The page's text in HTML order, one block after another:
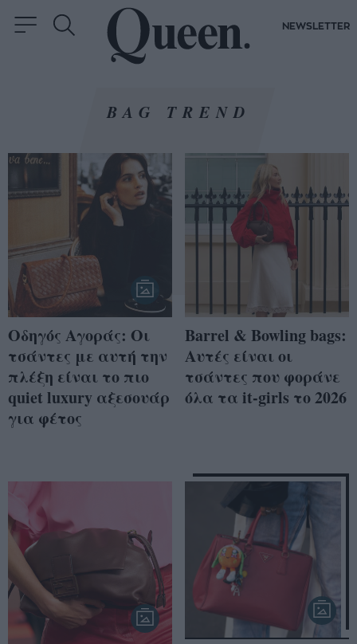
NEWSLETTER
BAG TREND
Οδηγός Αγοράς: Οι
τσάντες με αυτή την
πλέξη είναι το πιο
quiet luxury αξεσουάρ
για φέτος
Barrel & Bowling bags:
Αυτές είναι οι
τσάντες που φοράνε
όλα τα it-girls το 2026